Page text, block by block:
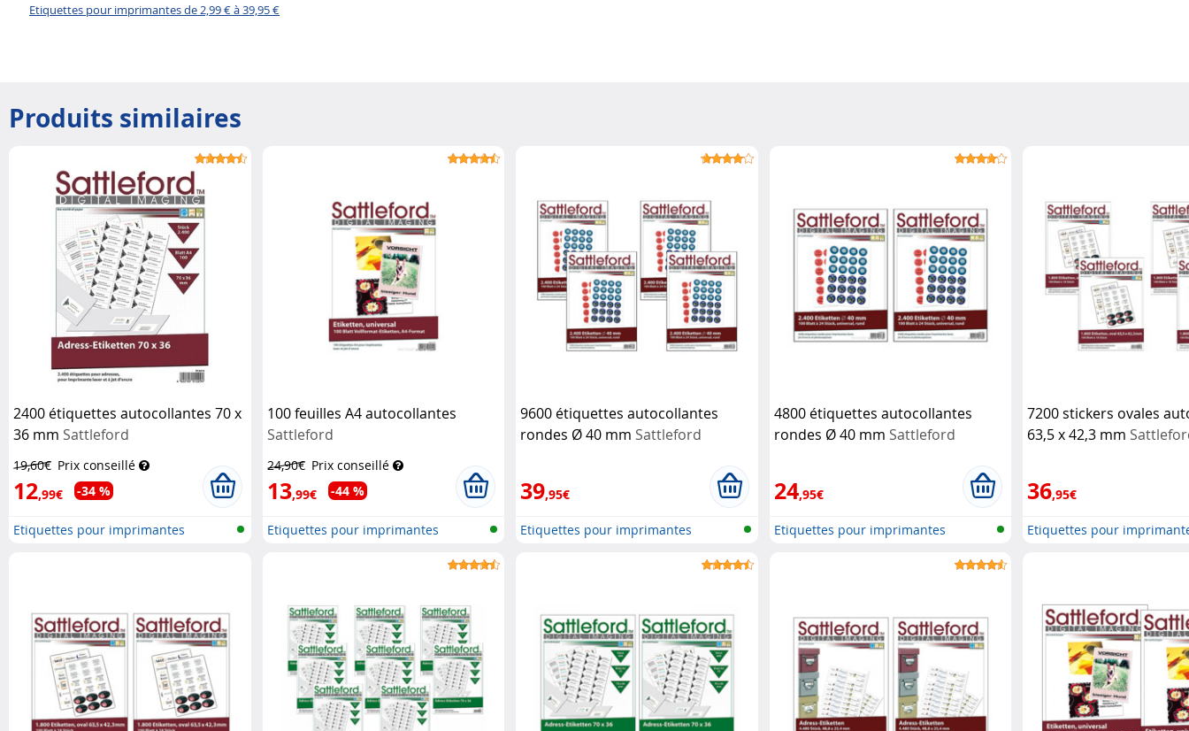
Etiquettes pour imprimantes de 2,99 € à 39,95 €
Produits similaires
2400 étiquettes autocollantes 70 x
36 mm Sattleford
19,60€ Prix conseillé
12,99€ -34 %
Etiquettes pour imprimantes
100 feuilles A4 autocollantes
Sattleford
24,90€ Prix conseillé
13,99€ -44 %
Etiquettes pour imprimantes
9600 étiquettes autocollantes
rondes Ø 40 mm Sattleford
39,95€
Etiquettes pour imprimantes
4800 étiquettes autocollantes
rondes Ø 40 mm Sattleford
24,95€
Etiquettes pour imprimantes
7200 stickers ovales
63,5 x 42,3 mm
36,95€
Etiquettes pour